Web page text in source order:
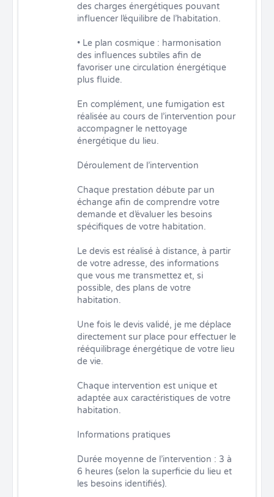
des charges énergétiques pouvant
influencer l’équilibre de l’habitation.
• Le plan cosmique : harmonisation
des influences subtiles afin de
favoriser une circulation énergétique
plus fluide.
En complément, une fumigation est
réalisée au cours de l’intervention pour
accompagner le nettoyage
énergétique du lieu.
Déroulement de l’intervention
Chaque prestation débute par un
échange afin de comprendre votre
demande et d’évaluer les besoins
spécifiques de votre habitation.
Le devis est réalisé à distance, à partir
de votre adresse, des informations
que vous me transmettez et, si
possible, des plans de votre
habitation.
Une fois le devis validé, je me déplace
directement sur place pour effectuer le
rééquilibrage énergétique de votre lieu
de vie.
Chaque intervention est unique et
adaptée aux caractéristiques de votre
habitation.
Informations pratiques
Durée moyenne de l’intervention : 3 à
6 heures (selon la superficie du lieu et
les besoins identifiés).